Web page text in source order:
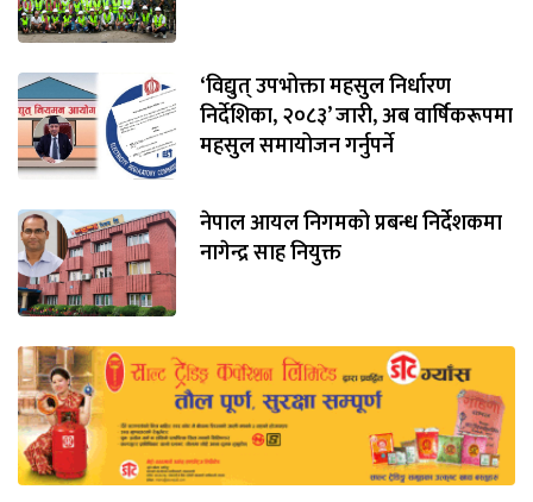
‘विद्युत् उपभोक्ता महसुल निर्धारण
निर्देशिका, २०८३’ जारी, अब वार्षिकरूपमा
महसुल समायोजन गर्नुपर्ने
नेपाल आयल निगमको प्रबन्ध निर्देशकमा
नागेन्द्र साह नियुक्त